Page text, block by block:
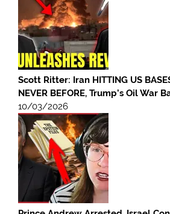
Scott Ritter: Iran HITTING US
NEVER BEFORE, Trump’s Oil War
10/03/2026